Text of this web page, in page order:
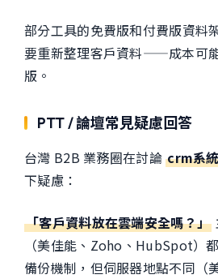
部分工具的免費版和付費版資料
要重新整理客戶資料——成本可
版。
PTT / 論壇常見疑慮回答
台灣 B2B 業務圈在討論crm系
下疑慮：
「客戶資料放在雲端安全嗎？」
（美佳能、Zoho、HubSpot）
備份機制，但伺服器地點不同（